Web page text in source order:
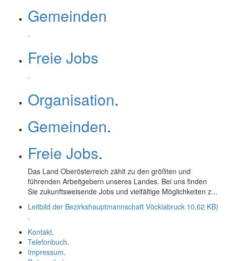
Gemeinden
.
Freie Jobs
.
Organisation.
Gemeinden.
Freie Jobs.
Das Land Oberösterreich zählt zu den größten und
führenden Arbeitgebern unseres Landes. Bei uns finden
Sie zukunftsweisende Jobs und vielfältige Möglichkeiten z...
Leitbild der Bezirkshauptmannschaft Vöcklabruck 10,62 KB)
.
Kontakt.
Telefonbuch.
Impressum.